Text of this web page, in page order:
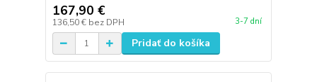
167,90 €
136,50 € bez DPH 3-7 dní
Pridať do košíka